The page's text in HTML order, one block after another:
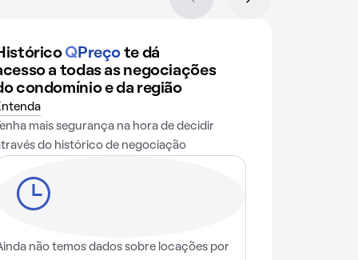
QPreço te dá
a todas as negociações
condomínio e da região
Tenha mais segurança na hora de decidir
do histórico de negociação
não temos dados sobre locações por